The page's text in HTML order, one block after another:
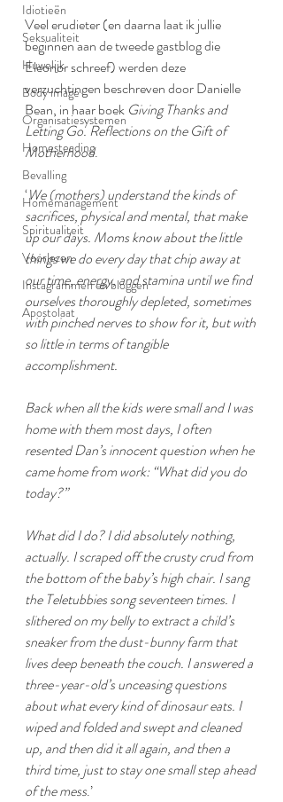
Idiotieën
Seksualiteit
Huwelijk
Body image
Organisatiesystemen
Homesteading
Bevalling
Homemanagement
Spiritualiteit
Voorlezen
Instagrammen en bloggen
Apostolaat
Veel erudieter (en daarna laat ik jullie
beginnen aan de tweede gastblog die
Eleonor schreef) werden deze
verzuchtingen beschreven door Danielle
Bean, in haar boek Giving Thanks and
Letting Go. Reflections on the Gift of
Motherhood.
‘We (mothers) understand the kinds of
sacrifices, physical and mental, that make
up our days. Moms know about the little
things we do every day that chip away at
our time, energy, and stamina until we find
ourselves thoroughly depleted, sometimes
with pinched nerves to show for it, but with
so little in terms of tangible
accomplishment.
Back when all the kids were small and I was
home with them most days, I often
resented Dan’s innocent question when he
came home from work: “What did you do
today?”
What did I do? I did absolutely nothing,
actually. I scraped off the crusty crud from
the bottom of the baby’s high chair. I sang
the Teletubbies song seventeen times. I
slithered on my belly to extract a child’s
sneaker from the dust-bunny farm that
lives deep beneath the couch. I answered a
three-year-old’s unceasing questions
about what every kind of dinosaur eats. I
wiped and folded and swept and cleaned
up, and then did it all again, and then a
third time, just to stay one small step ahead
of the mess.’